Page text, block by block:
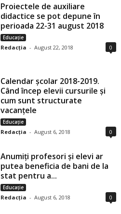
Proiectele de auxiliare
didactice se pot depune în
perioada 22-31 august 2018
Educație
Redacția - August 22, 2018 0
Calendar școlar 2018-2019.
Când încep elevii cursurile și
cum sunt structurate
vacanțele
Educație
Redacția - August 6, 2018 0
Anumiți profesori și elevi ar
putea beneficia de bani de la
stat pentru a...
Educație
Redacția - August 6, 2018 0